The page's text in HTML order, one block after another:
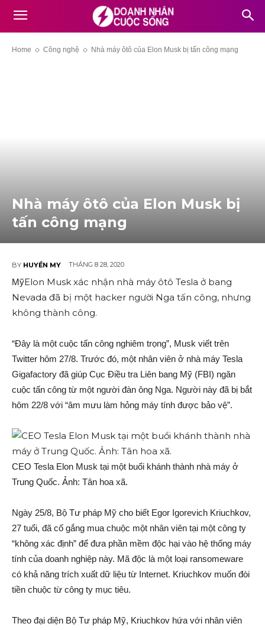
Home Công nghệ Nhà máy ôtô của Elon Musk bị tấn công mạng
Nhà máy ôtô của Elon Musk bị
tấn công mạng
BY HUYỀN MY THÁNG 8 28, 2020
MỹElon Musk xác nhận nhà máy ôtô Tesla ở bang
Nevada đã bị một hacker người Nga tấn công, nhưng
không thành công.
“Đây là một cuộc tấn công nghiêm trọng”, Musk viết trên
Twitter hôm 27/8. Trước đó, một nhân viên ở nhà máy Tesla
Gigafactory đã giúp Cục Điều tra Liên bang Mỹ (FBI) ngăn
cuộc tấn công từ một người đàn ông Nga. Người này đã bị bắt
hôm 22/8 với “âm mưu làm hỏng máy tính được bảo vệ”.
CEO Tesla Elon Musk tại một buổi khánh thành nhà máy ở
Trung Quốc. Ảnh: Tân hoa xã.
Ngày 25/8, Bộ Tư pháp Mỹ cho biết Egor Igorevich Kriuchkov,
27 tuổi, đã cố gắng mua chuộc một nhân viên tại một công ty
“không xác định” để đưa phần mềm độc hại vào hệ thống máy
tính của doanh nghiệp này. Mã độc là một loại ransomeware
có khả năng trích xuất dữ liệu từ Internet. Kriuchkov muốn đòi
tiền chuộc từ công ty mục tiêu.
Theo đại diện Bộ Tư pháp Mỹ, Kriuchkov hứa với nhân viên